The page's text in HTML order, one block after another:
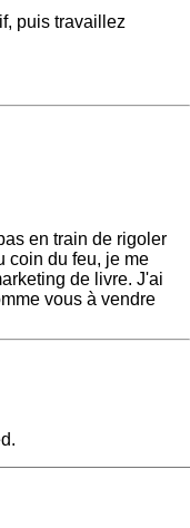
puis travaillez
en train de rigoler
coin du feu, je me
de livre. J'ai
vous à vendre